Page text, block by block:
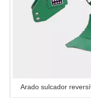
Arado sulcador